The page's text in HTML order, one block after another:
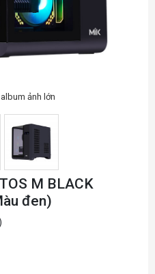
ảnh lớn
M BLACK
đen)